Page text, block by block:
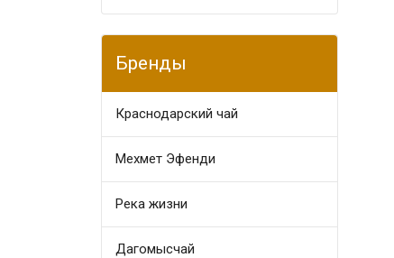
Бренды
Краснодарский чай
Мехмет Эфенди
Река жизни
Дагомысчай